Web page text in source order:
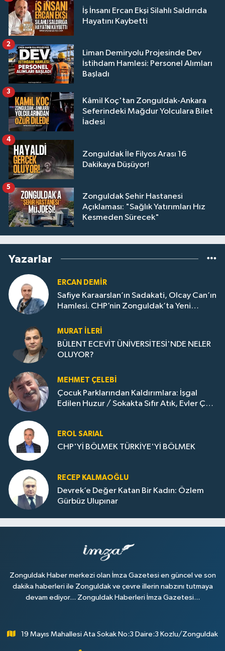
İş İnsanı Ercan Ekşi Silahlı Saldırıda
Hayatını Kaybetti
Liman Demiryolu Projesinde Dev
İstihdam Hamlesi: Personel Alımları
Başladı
2
Kâmil Koç'tan Zonguldak-Ankara
Seferindeki Mağdur Yolculara Bilet
İadesi
3
Zonguldak İle Filyos Arası 16
Dakikaya Düşüyor!
4
Zonguldak Şehir Hastanesi
Açıklaması: "Sağlık Yatırımları Hız
Kesmeden Sürecek"
5
Yazarlar
ERCAN DEMIR
Safiye Karaarslan’ın Sadakati, Olcay Can’ın
Hamlesi. CHP’nin Zonguldak’ta Yeni
MURAT İLERI
BÜLENT ECEVİT ÜNİVERSİTESİ'NDE NELER
OLUYOR?
MEHMET ÇELEBI
Çocuk Parklarından Kaldırımlara: İşgal
Edilen Huzur / Sokakta Sıfır Atık, Evler Çöp
EROL SARIAL
CHP'Yİ BÖLMEK TÜRKİYE'Yİ BÖLMEK
RECEP KALMAOĞLU
Devrek’e Değer Katan Bir Kadın: Özlem
Gürbüz Ulupınar
Zonguldak Haber merkezi olan İmza Gazetesi en güncel ve son
dakika haberleri ile Zonguldak ve çevre illerin nabzını tutmaya
devam ediyor... Zonguldak Haberleri İmza Gazetesi...
19 Mayıs Mahallesi Ata Sokak No:3 Daire:3 Kozlu/Zonguldak